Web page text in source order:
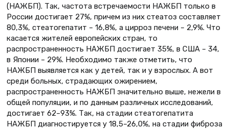
(НАЖБП). Так, частота встречаемости НАЖБП только в
России достигает 27%, причем из них стеатоз составляет
80,3%, стеатогепатит – 16,8%, а цирроз печени – 2,9%. Что
касается жителей европейских стран, то
распространенность НАЖБП достигает 35%, в США – 34,
в Японии – 29%. Необходимо также отметить, что
НАЖБП выявляется как у детей, так и у взрослых. А вот
среди больных, страдающих ожирением,
распространенность НАЖБП значительно выше, нежели в
общей популяции, и по данным различных исследований,
достигает 62–93%. Так, на стадии стеатогепатита
НАЖБП диагностируется у 18,5–26,0%, на стадии фиброза